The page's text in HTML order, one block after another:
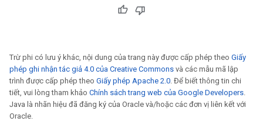
Trừ phi có lưu ý khác, nội dung của trang này được cấp phép theo Giấy
phép ghi nhận tác giả 4.0 của Creative Commons và các mẫu mã lập
trình được cấp phép theo Giấy phép Apache 2.0. Để biết thông tin chi
tiết, vui lòng tham khảo Chính sách trang web của Google Developers.
Java là nhãn hiệu đã đăng ký của Oracle và/hoặc các đơn vị liên kết với
Oracle.